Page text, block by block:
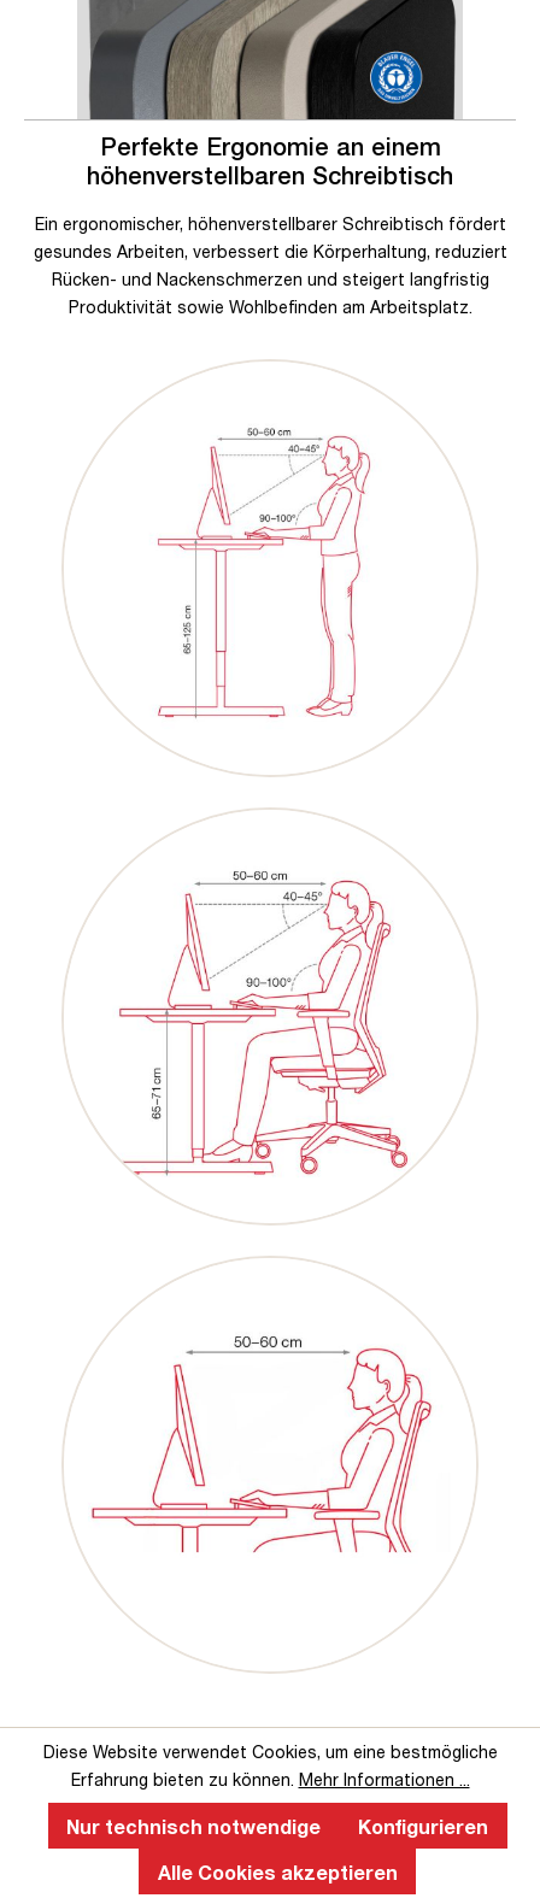
Perfekte Ergonomie an einem
höhenverstellbaren Schreibtisch
Ein ergonomischer, höhenverstellbarer Schreibtisch fördert
gesundes Arbeiten, verbessert die Körperhaltung, reduziert
Rücken- und Nackenschmerzen und steigert langfristig
Produktivität sowie Wohlbefinden am Arbeitsplatz.
Das sagen unsere Kunden über uns
Diese Website verwendet Cookies, um eine bestmögliche
Erfahrung bieten zu können. Mehr Informationen ...
Nur technisch notwendige
Konfigurieren
Alle Cookies akzeptieren